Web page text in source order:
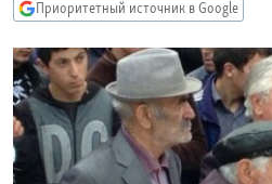
Вернутся
поиску
КАВКАЗ.РЕАЛИИ
СЕВЕР.РЕАЛИИ
СИБИРЬ.РЕАЛИИ
РАСПИСАНИЕ ВЕЩАНИЯ
Приоритетный источник в Google